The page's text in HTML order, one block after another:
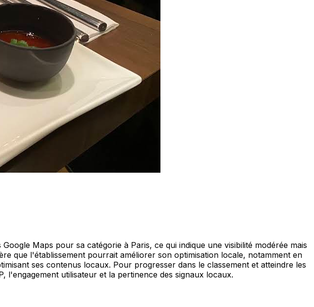
Maps pour sa catégorie à Paris, ce qui indique une visibilité modérée mais
que l'établissement pourrait améliorer son optimisation locale, notamment en
ses contenus locaux. Pour progresser dans le classement et atteindre les
l'engagement utilisateur et la pertinence des signaux locaux.